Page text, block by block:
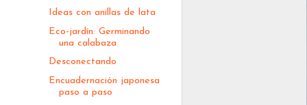
Ideas con anillas de lata
Eco-jardín: Germinando
una calabaza
Desconectando
Encuadernación japonesa
paso a paso